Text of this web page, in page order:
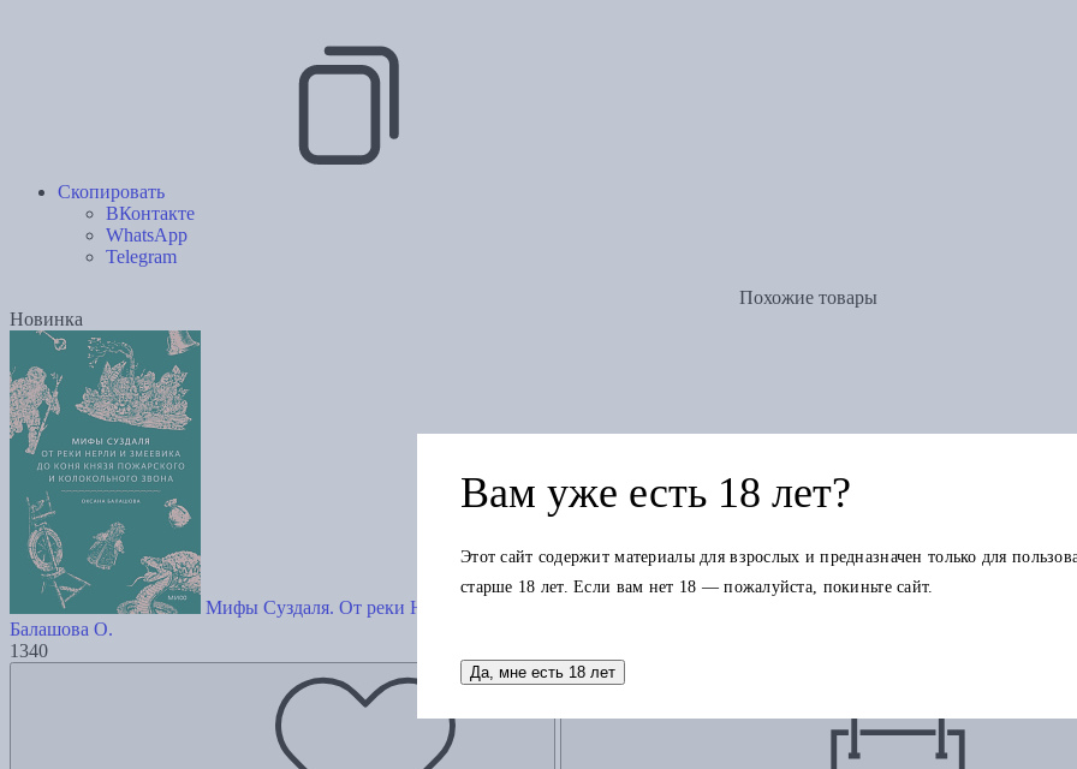
Скопировать
ВКонтакте
WhatsApp
Telegram
Похожие товары
Новинка
Мифы Суздаля. От реки Нерли и змеевика до коня князя Пожарского и колокольного звона
Балашова О.
1340
Вам уже есть 18 лет?
Этот сайт содержит материалы для взрослых и предназначен только для
старше 18 лет. Если вам нет 18 — пожалуйста, покиньте сайт.
Да, мне есть 18 лет